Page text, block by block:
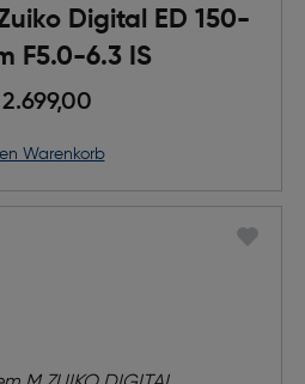
Digital ED 150-
F5.0-6.3 IS
Warenkorb